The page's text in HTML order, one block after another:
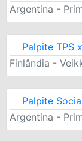
Argentina -
Palpite TPS
Finlândia -
Palpite
Argentina -